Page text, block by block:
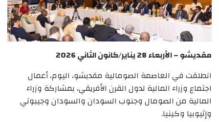
مقديشو – الأربعاء 28 يناير/كانون الثاني 2026
انطلقت في العاصمة الصومالية مقديشو، اليوم، أعمال
اجتماع وزراء المالية لدول القرن الأفريقي، بمشاركة وزراء
المالية من الصومال وجنوب السودان والسودان وجيبوتي
وإثيوبيا وكينيا.